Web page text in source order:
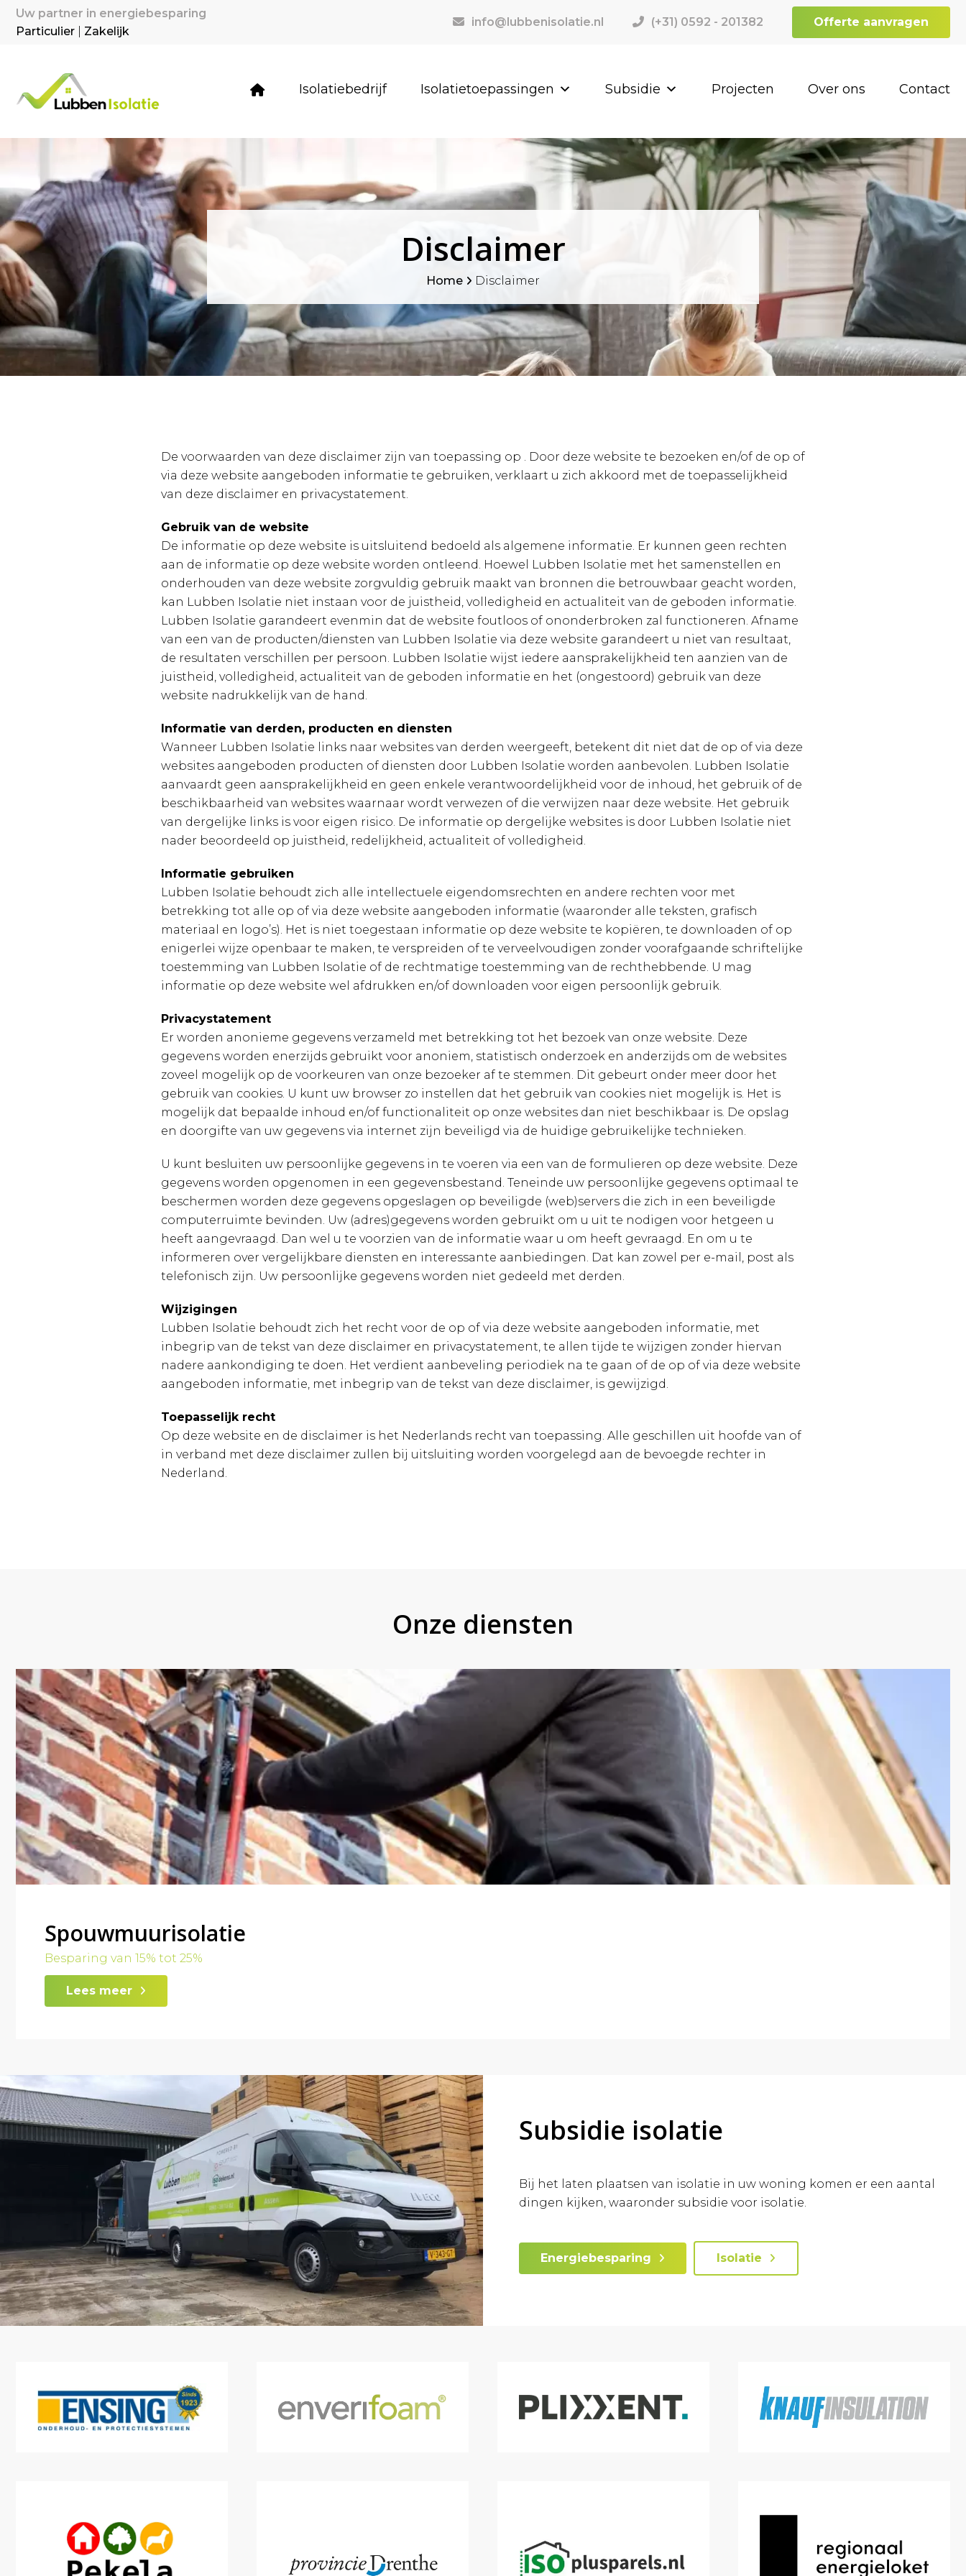
Uw partner in energiebesparing
Particulier
Zakelijk
info@lubbenisolatie.nl (+31) 0592 - 201382 Offerte aanvragen
Isolatiebedrijf Isolatietoepassingen Subsidie Projecten Over ons Contact
Disclaimer
Home Disclaimer
De voorwaarden van deze disclaimer zijn van toepassing op . Door deze website te bezoeken en/of de op of
via deze website aangeboden informatie te gebruiken, verklaart u zich akkoord met de toepasselijkheid
van deze disclaimer en privacystatement.
Gebruik van de website
De informatie op deze website is uitsluitend bedoeld als algemene informatie. Er kunnen geen rechten
aan de informatie op deze website worden ontleend. Hoewel Lubben Isolatie met het samenstellen en
onderhouden van deze website zorgvuldig gebruik maakt van bronnen die betrouwbaar geacht worden,
kan Lubben Isolatie niet instaan voor de juistheid, volledigheid en actualiteit van de geboden informatie.
Lubben Isolatie garandeert evenmin dat de website foutloos of ononderbroken zal functioneren. Afname
van een van de producten/diensten van Lubben Isolatie via deze website garandeert u niet van resultaat,
de resultaten verschillen per persoon. Lubben Isolatie wijst iedere aansprakelijkheid ten aanzien van de
juistheid, volledigheid, actualiteit van de geboden informatie en het (ongestoord) gebruik van deze
website nadrukkelijk van de hand.
Informatie van derden, producten en diensten
Wanneer Lubben Isolatie links naar websites van derden weergeeft, betekent dit niet dat de op of via deze
websites aangeboden producten of diensten door Lubben Isolatie worden aanbevolen. Lubben Isolatie
aanvaardt geen aansprakelijkheid en geen enkele verantwoordelijkheid voor de inhoud, het gebruik of de
beschikbaarheid van websites waarnaar wordt verwezen of die verwijzen naar deze website. Het gebruik
van dergelijke links is voor eigen risico. De informatie op dergelijke websites is door Lubben Isolatie niet
nader beoordeeld op juistheid, redelijkheid, actualiteit of volledigheid.
Informatie gebruiken
Lubben Isolatie behoudt zich alle intellectuele eigendomsrechten en andere rechten voor met
betrekking tot alle op of via deze website aangeboden informatie (waaronder alle teksten, grafisch
materiaal en logo’s). Het is niet toegestaan informatie op deze website te kopiëren, te downloaden of op
enigerlei wijze openbaar te maken, te verspreiden of te verveelvoudigen zonder voorafgaande schriftelijke
toestemming van Lubben Isolatie of de rechtmatige toestemming van de rechthebbende. U mag
informatie op deze website wel afdrukken en/of downloaden voor eigen persoonlijk gebruik.
Privacystatement
Er worden anonieme gegevens verzameld met betrekking tot het bezoek van onze website. Deze
gegevens worden enerzijds gebruikt voor anoniem, statistisch onderzoek en anderzijds om de websites
zoveel mogelijk op de voorkeuren van onze bezoeker af te stemmen. Dit gebeurt onder meer door het
gebruik van cookies. U kunt uw browser zo instellen dat het gebruik van cookies niet mogelijk is. Het is
mogelijk dat bepaalde inhoud en/of functionaliteit op onze websites dan niet beschikbaar is. De opslag
en doorgifte van uw gegevens via internet zijn beveiligd via de huidige gebruikelijke technieken.
U kunt besluiten uw persoonlijke gegevens in te voeren via een van de formulieren op deze website. Deze
gegevens worden opgenomen in een gegevensbestand. Teneinde uw persoonlijke gegevens optimaal te
beschermen worden deze gegevens opgeslagen op beveiligde (web)servers die zich in een beveiligde
computerruimte bevinden. Uw (adres)gegevens worden gebruikt om u uit te nodigen voor hetgeen u
heeft aangevraagd. Dan wel u te voorzien van de informatie waar u om heeft gevraagd. En om u te
informeren over vergelijkbare diensten en interessante aanbiedingen. Dat kan zowel per e-mail, post als
telefonisch zijn. Uw persoonlijke gegevens worden niet gedeeld met derden.
Wijzigingen
Lubben Isolatie behoudt zich het recht voor de op of via deze website aangeboden informatie, met
inbegrip van de tekst van deze disclaimer en privacystatement, te allen tijde te wijzigen zonder hiervan
nadere aankondiging te doen. Het verdient aanbeveling periodiek na te gaan of de op of via deze website
aangeboden informatie, met inbegrip van de tekst van deze disclaimer, is gewijzigd.
Toepasselijk recht
Op deze website en de disclaimer is het Nederlands recht van toepassing. Alle geschillen uit hoofde van of
in verband met deze disclaimer zullen bij uitsluiting worden voorgelegd aan de bevoegde rechter in
Nederland.
Onze diensten
Spouwmuurisolatie
Besparing van 15% tot 25%
Lees meer
Subsidie isolatie
Bij het laten plaatsen van isolatie in uw woning komen er een aantal
dingen kijken, waaronder subsidie voor isolatie.
Energiebesparing Isolatie